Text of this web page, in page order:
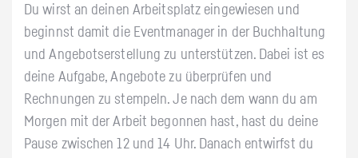
Du wirst an deinen Arbeitsplatz eingewiesen und
beginnst damit die Eventmanager in der Buchhaltung
und Angebotserstellung zu unterstützen. Dabei ist es
deine Aufgabe, Angebote zu überprüfen und
Rechnungen zu stempeln. Je nach dem wann du am
Morgen mit der Arbeit begonnen hast, hast du deine
Pause zwischen 12 und 14 Uhr. Danach entwirfst du